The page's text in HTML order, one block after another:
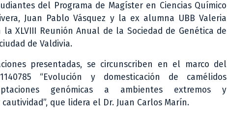
del Programa de Magíster en Ciencias Químico
Juan Pablo Vásquez y la ex alumna UBB Valeria
XLVIII Reunión Anual de la Sociedad de Genética de
de Valdivia.
presentadas, se circunscriben en el marco del
“Evolución y domesticación de camélidos
genómicas a ambientes extremos y
que lidera el Dr. Juan Carlos Marín.